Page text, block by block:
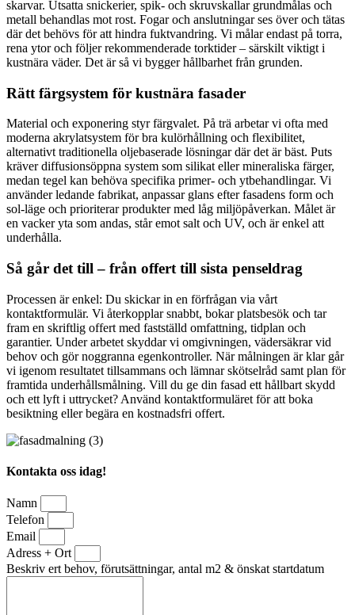
skarvar. Utsatta snickerier, spik- och skruvskallar grundmålas och
metall behandlas mot rost. Fogar och anslutningar ses över och tätas
där det behövs för att hindra fuktvandring. Vi målar endast på torra,
rena ytor och följer rekommenderade torktider – särskilt viktigt i
kustnära väder. Det är så vi bygger hållbarhet från grunden.
Rätt färgsystem för kustnära fasader
Material och exponering styr färgvalet. På trä arbetar vi ofta med
moderna akrylatsystem för bra kulörhållning och flexibilitet,
alternativt traditionella oljebaserade lösningar där det är bäst. Puts
kräver diffusionsöppna system som silikat eller mineraliska färger,
medan tegel kan behöva specifika primer- och ytbehandlingar. Vi
använder ledande fabrikat, anpassar glans efter fasadens form och
sol-läge och prioriterar produkter med låg miljöpåverkan. Målet är
en vacker yta som andas, står emot salt och UV, och är enkel att
underhålla.
Så går det till – från offert till sista penseldrag
Processen är enkel: Du skickar in en förfrågan via vårt
kontaktformulär. Vi återkopplar snabbt, bokar platsbesök och tar
fram en skriftlig offert med fastställd omfattning, tidplan och
garantier. Under arbetet skyddar vi omgivningen, vädersäkrar vid
behov och gör noggranna egenkontroller. När målningen är klar går
vi igenom resultatet tillsammans och lämnar skötselråd samt plan för
framtida underhållsmålning. Vill du ge din fasad ett hållbart skydd
och ett lyft i uttrycket? Använd kontaktformuläret för att boka
besiktning eller begära en kostnadsfri offert.
Kontakta oss idag!
Namn
Telefon
Email
Adress + Ort
Beskriv ert behov, förutsättningar, antal m2 & önskat startdatum